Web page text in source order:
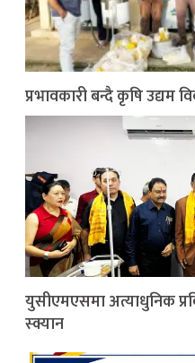
प्रभावकारी बन्दै कृषि उद्यम
युसीएमएसमा अत्याधुनिक
स्क्यान